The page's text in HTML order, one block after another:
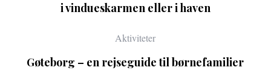
i vindueskarmen eller i haven
Aktiviteter
Gøteborg – en rejseguide til børnefamilier